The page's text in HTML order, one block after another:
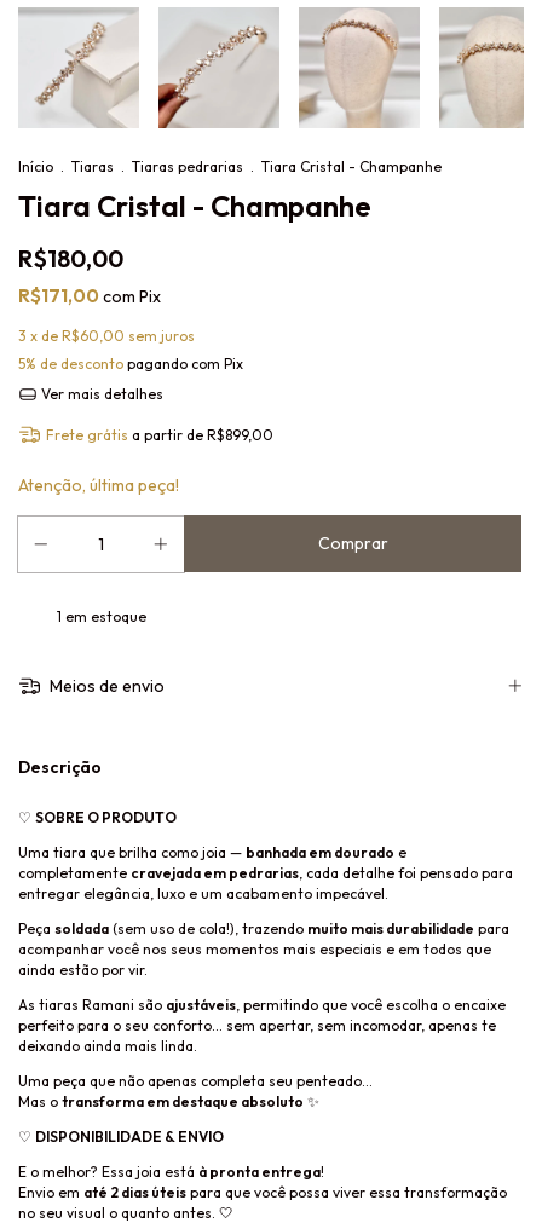
Início . Tiaras . Tiaras pedrarias . Tiara Cristal - Champanhe
Tiara Cristal - Champanhe
R$180,00
R$171,00 com Pix
3 x de R$60,00 sem juros
5% de desconto pagando com Pix
Ver mais detalhes
Frete grátis a partir de R$899,00
Atenção, última peça!
1 em estoque
Meios de envio
Descrição
♡ SOBRE O PRODUTO
Uma tiara que brilha como joia — banhada em dourado e
completamente cravejada em pedrarias , cada detalhe foi pensado para
entregar elegância, luxo e um acabamento impecável.
Peça soldada (sem uso de cola!), trazendo muito mais durabilidade para
acompanhar você nos seus momentos mais especiais e em todos que
ainda estão por vir.
As tiaras Ramani são ajustáveis , permitindo que você escolha o encaixe
perfeito para o seu conforto… sem apertar, sem incomodar, apenas te
deixando ainda mais linda.
Uma peça que não apenas completa seu penteado…
Mas o transforma em destaque absoluto ✨
♡ DISPONIBILIDADE & ENVIO
E o melhor? Essa joia está à pronta entrega!
Envio em até 2 dias úteis para que você possa viver essa transformação
no seu visual o quanto antes. 🤍